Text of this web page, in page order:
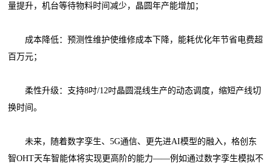
量提升，机台等待物料时间减少，晶圆年产能增加；
成本降低：预测性维护使维修成本下降，能耗优化年节省电费超
百万元；
柔性升级：支持8吋/12吋晶圆混线生产的动态调度，缩短产线切
换时间。
未来，随着数字孪生、5G通信、更先进AI模型的融入，格创东
智OHT天车智能体将实现更高阶的能力——例如通过数字孪生模拟不